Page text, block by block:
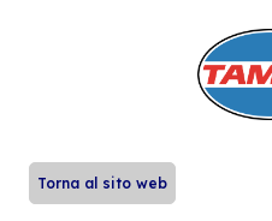
Torna al sito web